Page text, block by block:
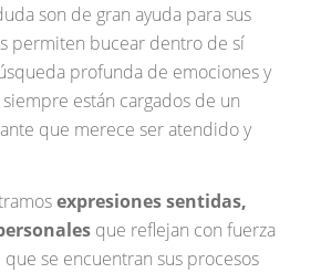
son de gran ayuda para sus
permiten bucear dentro de sí
profunda de emociones y
están cargados de un
que merece ser atendido y
expresiones sentidas,
que reflejan con fuerza
se encuentran sus procesos